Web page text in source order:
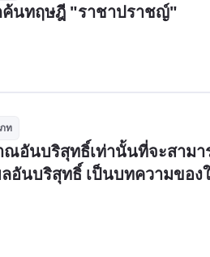
ค้นทฤษฎี "ราชาปราชญ์"
ท
อันบริสุทธิ์เท่านั้นที่จะสามา
อันบริสุทธิ์ เป็นบทความของ